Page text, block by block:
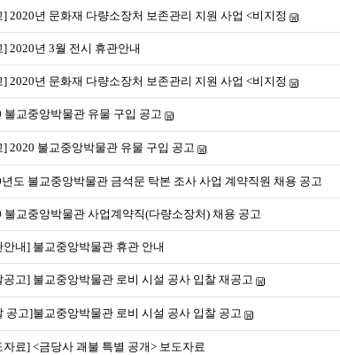
] 2020년 문화재 다량소장처 보존관리 지원 사업 <비지정
] 2020년 3월 전시 휴관안내
] 2020년 문화재 다량소장처 보존관리 지원 사업 <비지정
불교중앙박물관 유물 구입 공고
] 2020 불교중앙박물관 유물 구입 공고
도 불교중앙박물관 금석문 탁본 조사 사업 계약직원 채용 공고
불교중앙박물관 사업계약직(다량소장처) 채용 공고
안내] 불교중앙박물관 휴관 안내
공고] 불교중앙박물관 로비 시설 공사 입찰 재공고
공고]불교중앙박물관 로비 시설 공사 입찰 공고
자료] <금당사 괘불 특별 공개> 보도자료